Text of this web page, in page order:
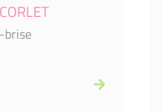
brise